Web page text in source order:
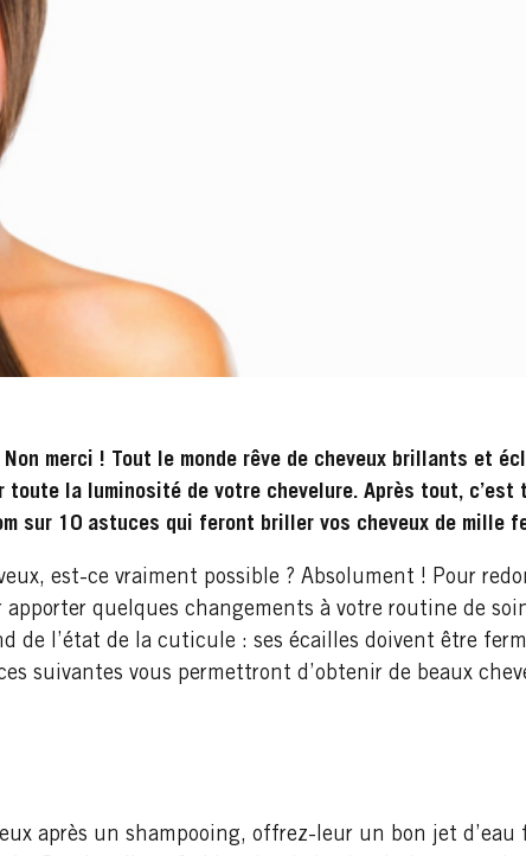
merci ! Tout le monde rêve de cheveux brillants et
toute la luminosité de votre chevelure. Après tout,
sur 10 astuces qui feront briller vos cheveux de mille
est-ce vraiment possible ? Absolument ! Pour
apporter quelques changements à votre routine de
de l’état de la cuticule : ses écailles doivent être
suivantes vous permettront d’obtenir de beaux
après un shampooing, offrez-leur un bon jet